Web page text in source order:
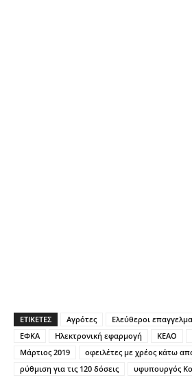
ΕΤΙΚΕΤΕΣ Αγρότες Ελεύθεροι
ΕΦΚΑ
Ηλεκτρονική εφαρμογή ΚΕΑΟ
Μάρτιος 2019
οφειλέτες με χρέος κάτω
ρύθμιση για τις 120 δόσεις
υφυπουργός